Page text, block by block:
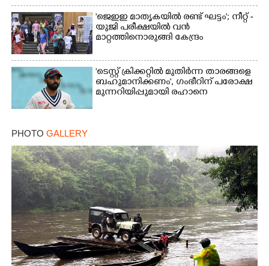
'ജെഇഇ മാതൃകയിൽ രണ്ട് ഘട്ടം'; നീറ്റ് -
യുജി പരീക്ഷയിൽ വൻ
മാറ്റത്തിനൊരുങ്ങി കേന്ദ്രം
'ടെസ്റ്റ് ക്രിക്കറ്റിൽ മുതിർന്ന താരങ്ങളെ
ബഹുമാനിക്കണം', ഗംഭീറിന് പരോക്ഷ
മുന്നറിയിപ്പുമായി രഹാനെ
PHOTO GALLERY